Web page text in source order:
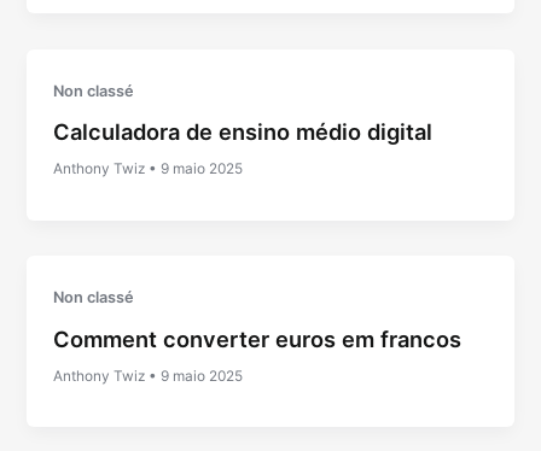
Non classé
Calculadora de ensino médio digital
Anthony Twiz •9 maio 2025
Non classé
Comment converter euros em francos
Anthony Twiz •9 maio 2025